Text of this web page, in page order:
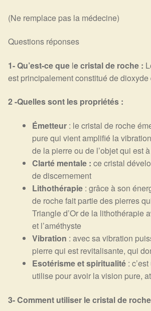
(Ne remplace pas la médecine)
Questions réponses
1- Qu’est-ce que le cristal de roche :
est principalement constitué de
2 -Quelles sont les propriétés :
Émetteur : le cristal de roche
pure qui vient amplifié la
de la pierre ou de l’objet qui est
Clarté mentale : ce cristal
de discernement
Lithothérapie : grâce à son
de roche fait partie des pierres
Triangle d’Or de la lithothérapie
et l’améthyste
Vibration : avec sa vibration
pierre qui est revitalisante, qui
Esotérisme et spiritualité :
utilise pour avoir la vision pure,
3- Comment utiliser le cristal de